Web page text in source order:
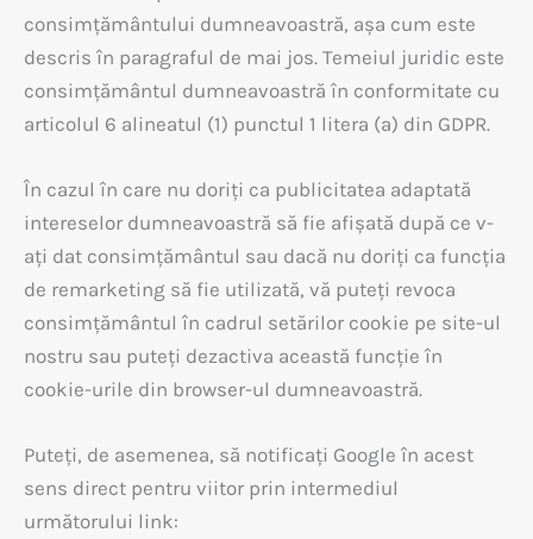
consimțământului dumneavoastră, așa cum este
descris în paragraful de mai jos. Temeiul juridic este
consimțământul dumneavoastră în conformitate cu
articolul 6 alineatul (1) punctul 1 litera (a) din GDPR.
În cazul în care nu doriți ca publicitatea adaptată
intereselor dumneavoastră să fie afișată după ce v-
ați dat consimțământul sau dacă nu doriți ca funcția
de remarketing să fie utilizată, vă puteți revoca
consimțământul în cadrul setărilor cookie pe site-ul
nostru sau puteți dezactiva această funcție în
cookie-urile din browser-ul dumneavoastră.
Puteți, de asemenea, să notificați Google în acest
sens direct pentru viitor prin intermediul
următorului link: